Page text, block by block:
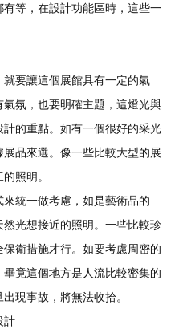
等，在設計功能區時，這些一
要讓這個展館具有一定的氣
氛，也要明確主題，這燈光與
的重點。如有一個很好的采光
品來選。像一些比較大型的展
照明。
統一做考慮，如是藝術品的
光想接近的照明。一些比較珍
衛措施才行。如要考慮周密的
竟這個地方是人流比較密集的
現事故，將無法收拾。
計